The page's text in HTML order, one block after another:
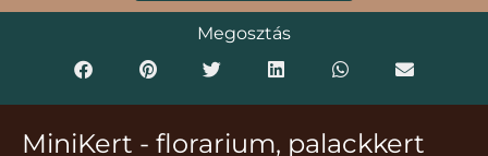
Megosztás
MiniKert - florarium, palackkert